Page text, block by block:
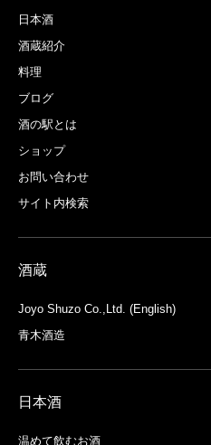
日本酒
酒蔵紹介
料理
ブログ
酒の駅とは
ショップ
お問い合わせ
サイト内検索
酒蔵
Joyo Shuzo Co.,Ltd. (English)
青木酒造
日本酒
温めて飲むお酒